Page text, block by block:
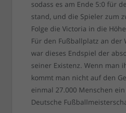
sodass es am Ende 5:0 für
stand, und die Spieler zum
Folge die Victoria in die
Für den Fußballplatz an der
war dieses Endspiel der
seiner Existenz. Wenn man
kommt man nicht auf den
einmal 27.000 Menschen
Deutsche